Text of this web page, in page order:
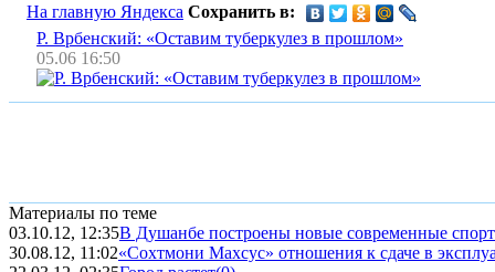
На главную Яндекса Сохранить в:
Р. Врбенский: «Оставим туберкулез в прошлом»
05.06 16:50
Материалы по теме
03.10.12, 12:35В Душанбе построены новые современные
30.08.12, 11:02«Сохтмони Махсус» отношения к сдаче в